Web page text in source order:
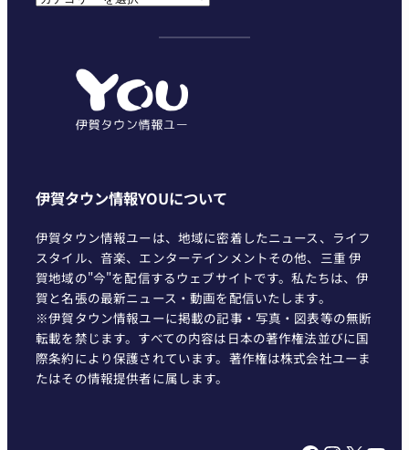
伊賀タウン情報YOUについて
伊賀タウン情報ユーは、地域に密着したニュース、ライフ
スタイル、音楽、エンターテインメントその他、三重 伊
賀地域の"今"を配信するウェブサイトです。私たちは、伊
賀と名張の最新ニュース・動画を配信いたします。
※伊賀タウン情報ユーに掲載の記事・写真・図表等の無断
転載を禁じます。すべての内容は日本の著作権法並びに国
際条約により保護されています。著作権は株式会社ユーま
たはその情報提供者に属します。